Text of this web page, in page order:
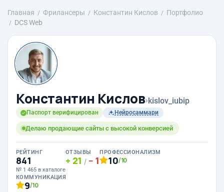
Главная Фрилансеры Константин Кислов
Портфолио
DCS Web
Константин Кислов›kislov_iubip
Паспорт верифицирован Нейросаммари
Делаю продающие сайты с высокой конверсией
РЕЙТИНГ
841
№ 1 465 в каталоге
ОТЗЫВЫ
21 / 1
ПРОФЕССИОНАЛИЗМ
10/10
КОММУНИКАЦИЯ
9/10